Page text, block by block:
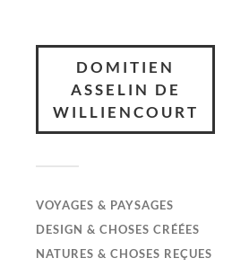
DOMITIEN
ASSELIN DE
WILLIENCOURT
VOYAGES & PAYSAGES
DESIGN & CHOSES CRÉÉES
NATURES & CHOSES REÇUES